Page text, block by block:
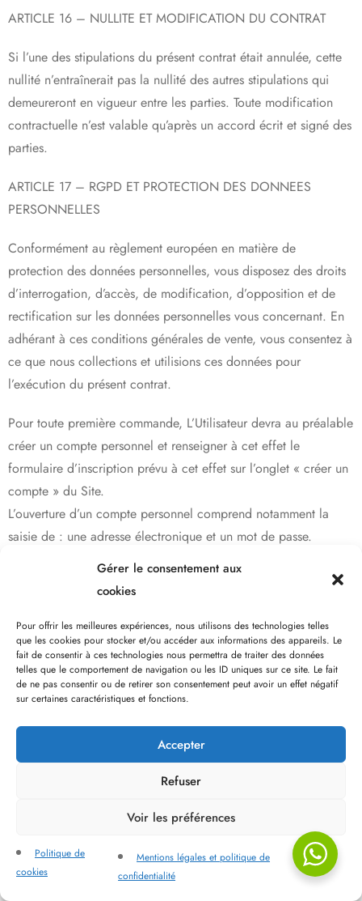
Gérer le consentement aux
cookies
Pour offrir les meilleures expériences, nous utilisons des technologies telles
que les cookies pour stocker et/ou accéder aux informations des appareils. Le
fait de consentir à ces technologies nous permettra de traiter des données
telles que le comportement de navigation ou les ID uniques sur ce site. Le fait
de ne pas consentir ou de retirer son consentement peut avoir un effet négatif
sur certaines caractéristiques et fonctions.
Accepter
Refuser
Voir les préférences
Politique de
cookies
Mentions légales et politique de
confidentialité
ARTICLE 16 – NULLITE ET MODIFICATION DU CONTRAT
Si l’une des stipulations du présent contrat était annulée, cette
nullité n’entraînerait pas la nullité des autres stipulations qui
demeureront en vigueur entre les parties. Toute modification
contractuelle n’est valable qu’après un accord écrit et signé des
parties.
ARTICLE 17 – RGPD ET PROTECTION DES DONNEES
PERSONNELLES
Conformément au règlement européen en matière de
protection des données personnelles, vous disposez des droits
d’interrogation, d’accès, de modification, d’opposition et de
rectification sur les données personnelles vous concernant. En
adhérant à ces conditions générales de vente, vous consentez à
ce que nous collections et utilisions ces données pour
l’exécution du présent contrat.
Pour toute première commande, L’Utilisateur devra au préalable
créer un compte personnel et renseigner à cet effet le
formulaire d’inscription prévu à cet effet sur l’onglet « créer un
compte » du Site.
L’ouverture d’un compte personnel comprend notamment la
saisie de : une adresse électronique et un mot de passe.
L’Utilisateur s’engage à remplir le formulaire d’inscription en
veillant à donner les informations nécessaires, complètes et
de modifications ultérieures.
La Société décline toute responsabilité pour le cas où l’adresse
de la messagerie électronique indiquée par l’utilisateur lors de
la création de son compte client serait erronée ou incomplète.
tenus confidentiels. L’Utilisateur s’interdit de les divulguer à un
tiers ou de les céder.
L’Utilisateur est responsable de l’utilisation de ses identifiants et,
le cas échéant, il lui appartient d’informer immédiatement par
écrit la Société, de toute utilisation de ses identifiants faite à
son insu afin que cette dernière procède à la désactivation
desdits identifiants.
Toute demande relative à l’accès, la